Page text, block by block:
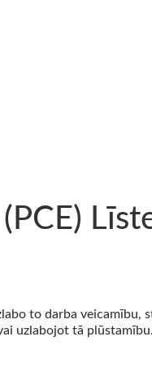
to darba
uzlabojot tā